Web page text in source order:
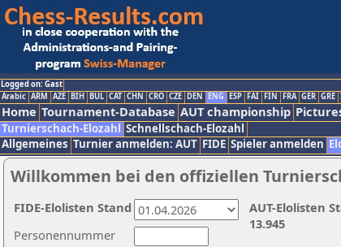
Logged on: Gast
Arabic ARM AZE BIH BUL CAT CHN CRO CZE DEN ENG ESP FAI FIN FRA GER GRE
Home Tournament-Database AUT championship
Turnierschach-Elozahl Schnellschach-Elozahl
Allgemeines Turnier anmelden: AUT FIDE Spieler anmelden
Willkommen bei den offiziellen
Personennummer
AUT-Elolisten
13.945
FIDE-Elolisten Stand